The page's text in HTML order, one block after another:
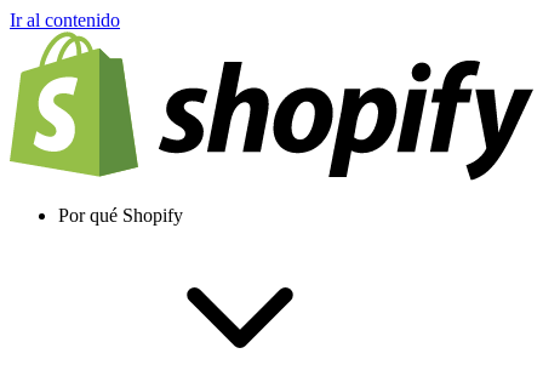
Ir al contenido
Por qué Shopify